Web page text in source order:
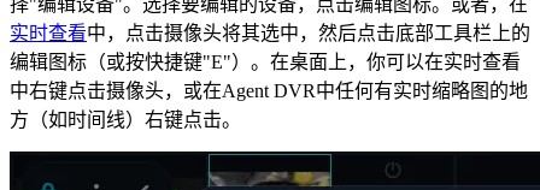
择"编辑设备"。选择要编辑的设备，点击编辑图标。或者，在
实时查看中，点击摄像头将其选中，然后点击底部工具栏上的
编辑图标（或按快捷键"E"）。在桌面上，你可以在实时查看
中右键点击摄像头，或在Agent DVR中任何有实时缩略图的地
方（如时间线）右键点击。